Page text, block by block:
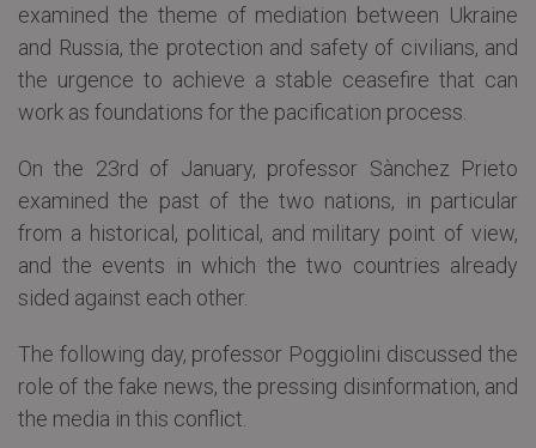
examined the theme of mediation between Ukraine
and Russia, the protection and safety of civilians, and
the urgence to achieve a stable ceasefire that can
work as foundations for the pacification process.
On the 23rd of January, professor Sànchez Prieto
examined the past of the two nations, in particular
from a historical, political, and military point of view,
and the events in which the two countries already
sided against each other.
The following day, professor Poggiolini discussed the
role of the fake news, the pressing disinformation, and
the media in this conflict.